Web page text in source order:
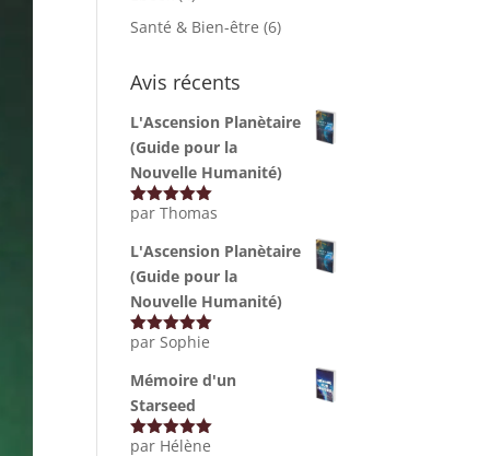
Santé & Bien-être (6)
Avis récents
L'Ascension Planètaire
(Guide pour la
Nouvelle Humanité)
Note 5sur
par Thomas
L'Ascension Planètaire
(Guide pour la
Nouvelle Humanité)
Note5sur
par Sophie
Mémoire d'un
Starseed
Note5sur
par Hélène